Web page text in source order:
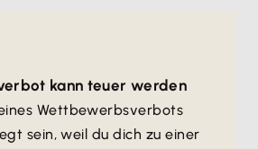
kann teuer werden
Wettbewerbsverbots
sein, weil du dich zu einer